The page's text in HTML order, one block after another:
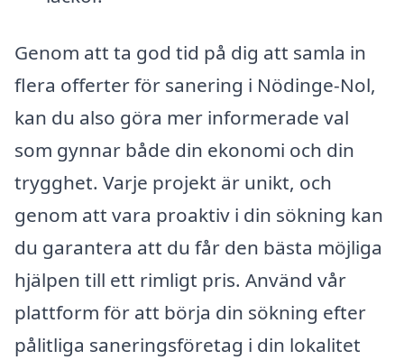
Genom att ta god tid på dig att samla in
flera offerter för sanering i Nödinge-Nol,
kan du also göra mer informerade val
som gynnar både din ekonomi och din
trygghet. Varje projekt är unikt, och
genom att vara proaktiv i din sökning kan
du garantera att du får den bästa möjliga
hjälpen till ett rimligt pris. Använd vår
plattform för att börja din sökning efter
pålitliga saneringsföretag i din lokalitet